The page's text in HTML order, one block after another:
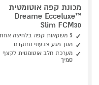
מכונת קפה אוטומטית
Dreame Ecceluxe™
Slim FCM30
5 משקאות קפה בלחיצה אחת
מסך מגע צבעוני מתקדם
מערכת חלב אוטומטית לקצף
סמיך